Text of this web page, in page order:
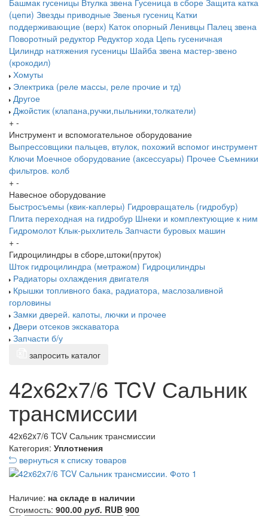
Башмак гусеницы Втулка звена Гусеница в сборе Защита катка
(цепи) Звезды приводные Звенья гусениц Катки
поддерживающие (верх) Каток опорный Ленивцы Палец звена
Поворотный редуктор Редуктор хода Цепь гусеничная
Цилиндр натяжения гусеницы Шайба звена мастер-звено
(крокодил)
Хомуты
Электрика (реле массы, реле прочие и тд)
Другое
Джойстик (клапана,ручки,пыльники,толкатели)
+ -
Инструмент и вспомогательное оборудование
Выпрессовщики пальцев, втулок, похожий вспомог инструмент
Ключи Моечное оборудование (аксессуары) Прочее Съемники
фильтров. колб
+ -
Навесное оборудование
Быстросъемы (квик-каплеры) Гидровращатель (гидробур)
Плита переходная на гидробур Шнеки и комплектующие к ним
Гидромолот Клык-рыхлитель Запчасти буровых машин
+ -
Гидроцилиндры в сборе,штоки(пруток)
Шток гидроцилиндра (метражом) Гидроцилиндры
Радиаторы охлаждения двигателя
Крышки топливного бака, радиатора, маслозаливной
горловины
Замки дверей. капоты, лючки и прочее
Двери отсеков экскаватора
Запчасти б/у
запросить каталог
42x62x7/6 TCV Сальник
трансмиссии
42x62x7/6 TCV Сальник трансмиссии
Категория: Уплотнения
вернуться к списку товаров
Наличие: на складе в наличии
Стоимость: 900.00 руб. RUB 900